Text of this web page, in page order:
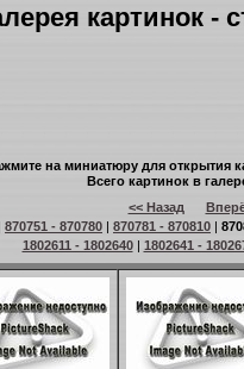
картинок -
на миниатюру для открытия
Всего картинок в
<< Назад
870751 - 870780 | 870781 - 870810 |
1802611 - 1802640| 1802641 -